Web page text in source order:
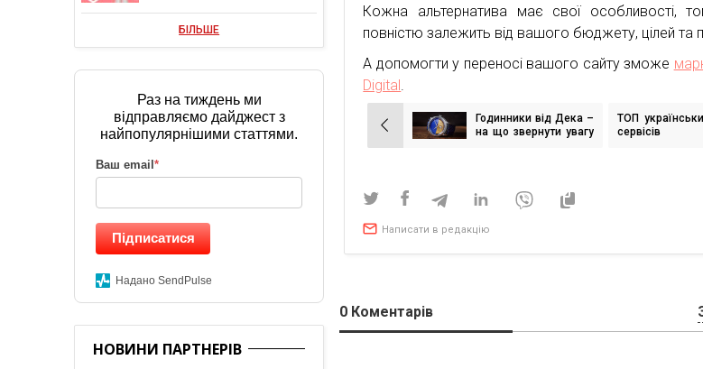
Кожна альтернатива має свої особливості,
повністю залежить від вашого бюджету, цілей та
А допомогти у переносі вашого сайту зможе
Digital.
Навігація
записів
Годинники від Дека –
на що звернути увагу
ТОП
сервісів
Написати в редакцію
0 Коментарів
БІЛЬШЕ
Раз на тиждень ми
відправляємо дайджест з
найпопулярнішими статтями.
Ваш email *
Підписатися
Надано SendPulse
НОВИНИ ПАРТНЕРІВ